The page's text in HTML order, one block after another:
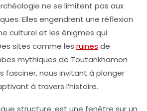
ne se limitent pas aux
Elles engendrent une réflexion
culturel et les énigmes qui
sites comme les ruines de
mythiques de Toutankhamon
fasciner, nous invitant à plonger
à travers l’histoire.
structure, est une fenêtre sur un